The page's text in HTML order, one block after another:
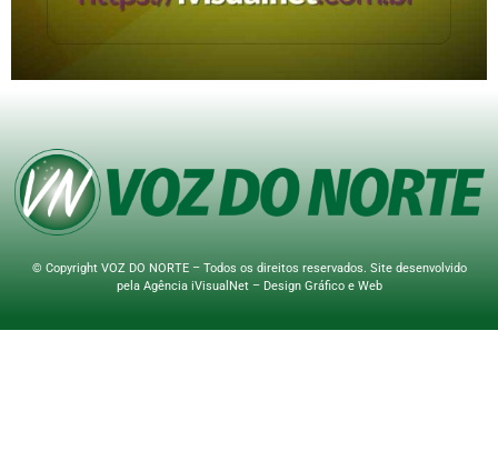
© Copyright VOZ DO NORTE – Todos os direitos reservados. Site desenvolvido
pela Agência iVisualNet – Design Gráfico e Web